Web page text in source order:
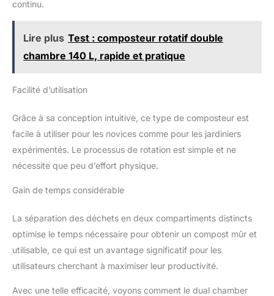
continu.
Lire plus Test : composteur rotatif double
chambre 140 L, rapide et pratique
Facilité d’utilisation
Grâce à sa conception intuitive, ce type de composteur est
facile à utiliser pour les novices comme pour les jardiniers
expérimentés. Le processus de rotation est simple et ne
nécessite que peu d’effort physique.
Gain de temps considérable
La séparation des déchets en deux compartiments distincts
optimise le temps nécessaire pour obtenir un compost mûr et
utilisable, ce qui est un avantage significatif pour les
utilisateurs cherchant à maximiser leur productivité.
Avec une telle efficacité, voyons comment le dual chamber